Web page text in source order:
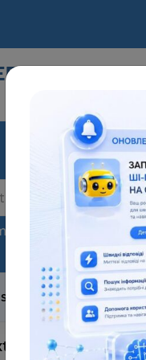
text
degree